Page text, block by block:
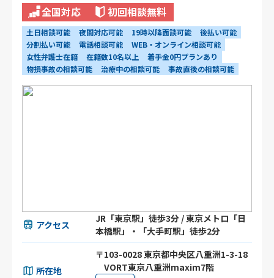
全国対応 初回相談無料
土日相談可能 夜間対応可能 19時以降面談可能
後払い可能
分割払い可能
電話相談可能
WEB・オンライン相談可能
女性弁護士在籍
在籍数10名以上
着手金0円プランあり
物損事故の相談可能
治療中の相談可能 事故直後の相談可能
アクセス
JR「東京駅」徒歩3分 / 東京メトロ「日
本橋駅」・「大手町駅」徒歩2分
所在地
〒103-0028 東京都中央区八重洲1-3-18
VORT東京八重洲maxim7階